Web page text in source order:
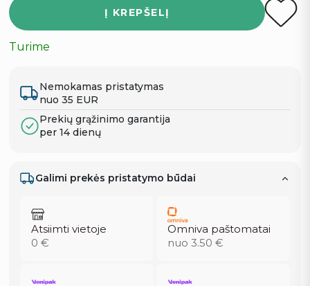
Į KREPŠELĮ
Turime
Nemokamas pristatymas
nuo 35 EUR
Prekių grąžinimo garantija
per 14 dienų
Galimi prekės pristatymo būdai
Atsiimti vietoje
0 €
Omniva paštomatai
nuo 3.50 €